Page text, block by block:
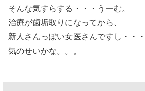
そんな気すらする・・・うーむ。
治療が歯垢取りになってから、
新人さんっぽい女医さんですし・・・
気のせいかな。。。